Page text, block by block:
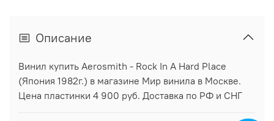
Описание
Винил купить Aerosmith - Rock In A Hard Place
(Япония 1982г.) в магазине Мир винила в Москве.
Цена пластинки 4 900 руб. Доставка по РФ и СНГ